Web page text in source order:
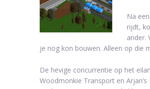
Na
rijdt,
ander.
je nog kon bouwen. Alleen op die
De hevige concurrentie op het
Woodmonkie Transport en